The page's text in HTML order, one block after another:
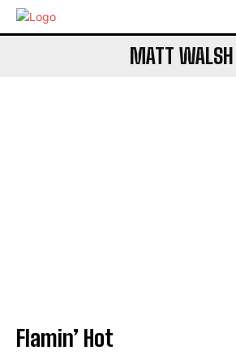
MATT WALSH
Flamin’ Hot